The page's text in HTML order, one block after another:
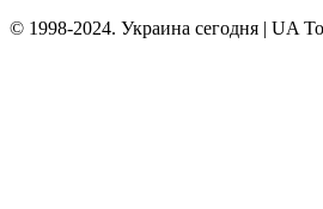
© 1998-2024. Украина сегодня | UA